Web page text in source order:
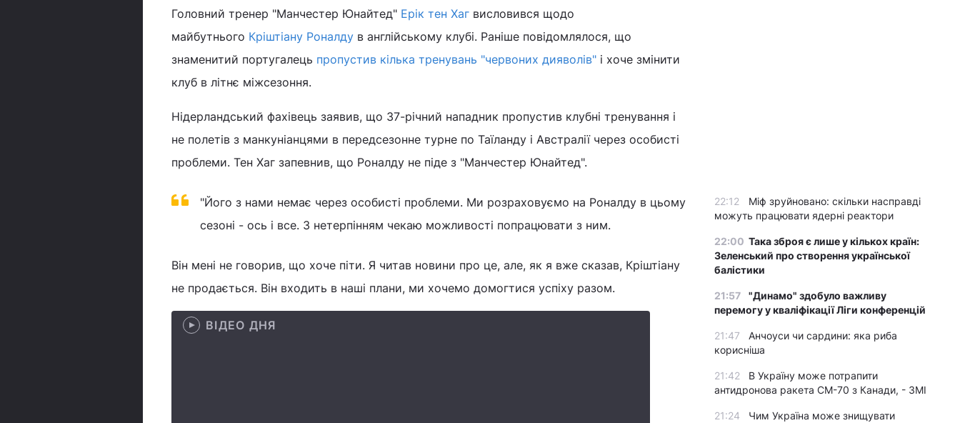
Головний тренер "Манчестер Юнайтед" Ерік тен Хаг висловився щодо
майбутнього Кріштіану Роналду в англійському клубі. Раніше повідомлялося, що
знаменитий португалець пропустив кілька тренувань "червоних дияволів" і хоче змінити
клуб в літнє міжсезоння.
Нідерландський фахівець заявив, що 37-річний нападник пропустив клубні тренування і
не полетів з манкуніанцями в передсезонне турне по Таїланду і Австралії через особисті
проблеми. Тен Хаг запевнив, що Роналду не піде з "Манчестер Юнайтед".
"Його з нами немає через особисті проблеми. Ми розраховуємо на Роналду в цьому
сезоні - ось і все. З нетерпінням чекаю можливості попрацювати з ним.
Він мені не говорив, що хоче піти. Я читав новини про це, але, як я вже сказав, Кріштіану
не продається. Він входить в наші плани, ми хочемо домогтися успіху разом.
ВІДЕО ДНЯ
22:12
Міф зруйновано: скільки насправді
можуть працювати ядерні реактори
22:00 Така зброя є лише у кількох країн:
Зеленський про створення української
балістики
21:57
"Динамо" здобуло важливу
перемогу у кваліфікації Ліги конференцій
21:47
Анчоуси чи сардини: яка риба
корисніша
21:42
В Україну може потрапити
антидронова ракета CM-70 з Канади, - ЗМІ
21:24
Чим Україна може знищувати